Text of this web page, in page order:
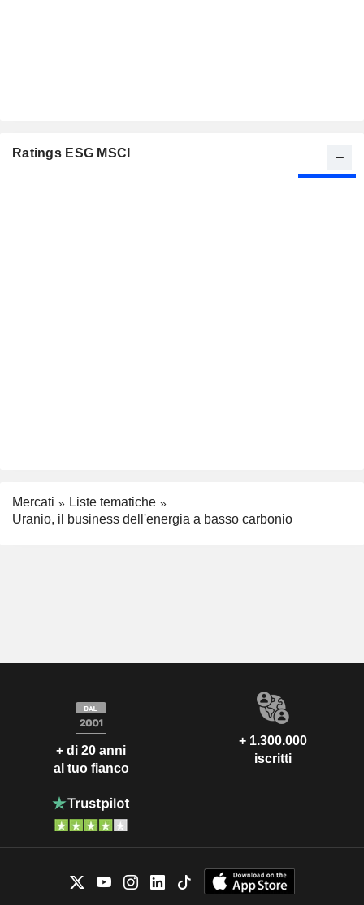
Ratings ESG MSCI
Mercati
Liste tematiche
Uranio, il business dell'energia a basso carbonio
+ di 20 anni
al tuo fianco
+ 1.300.000
iscritti